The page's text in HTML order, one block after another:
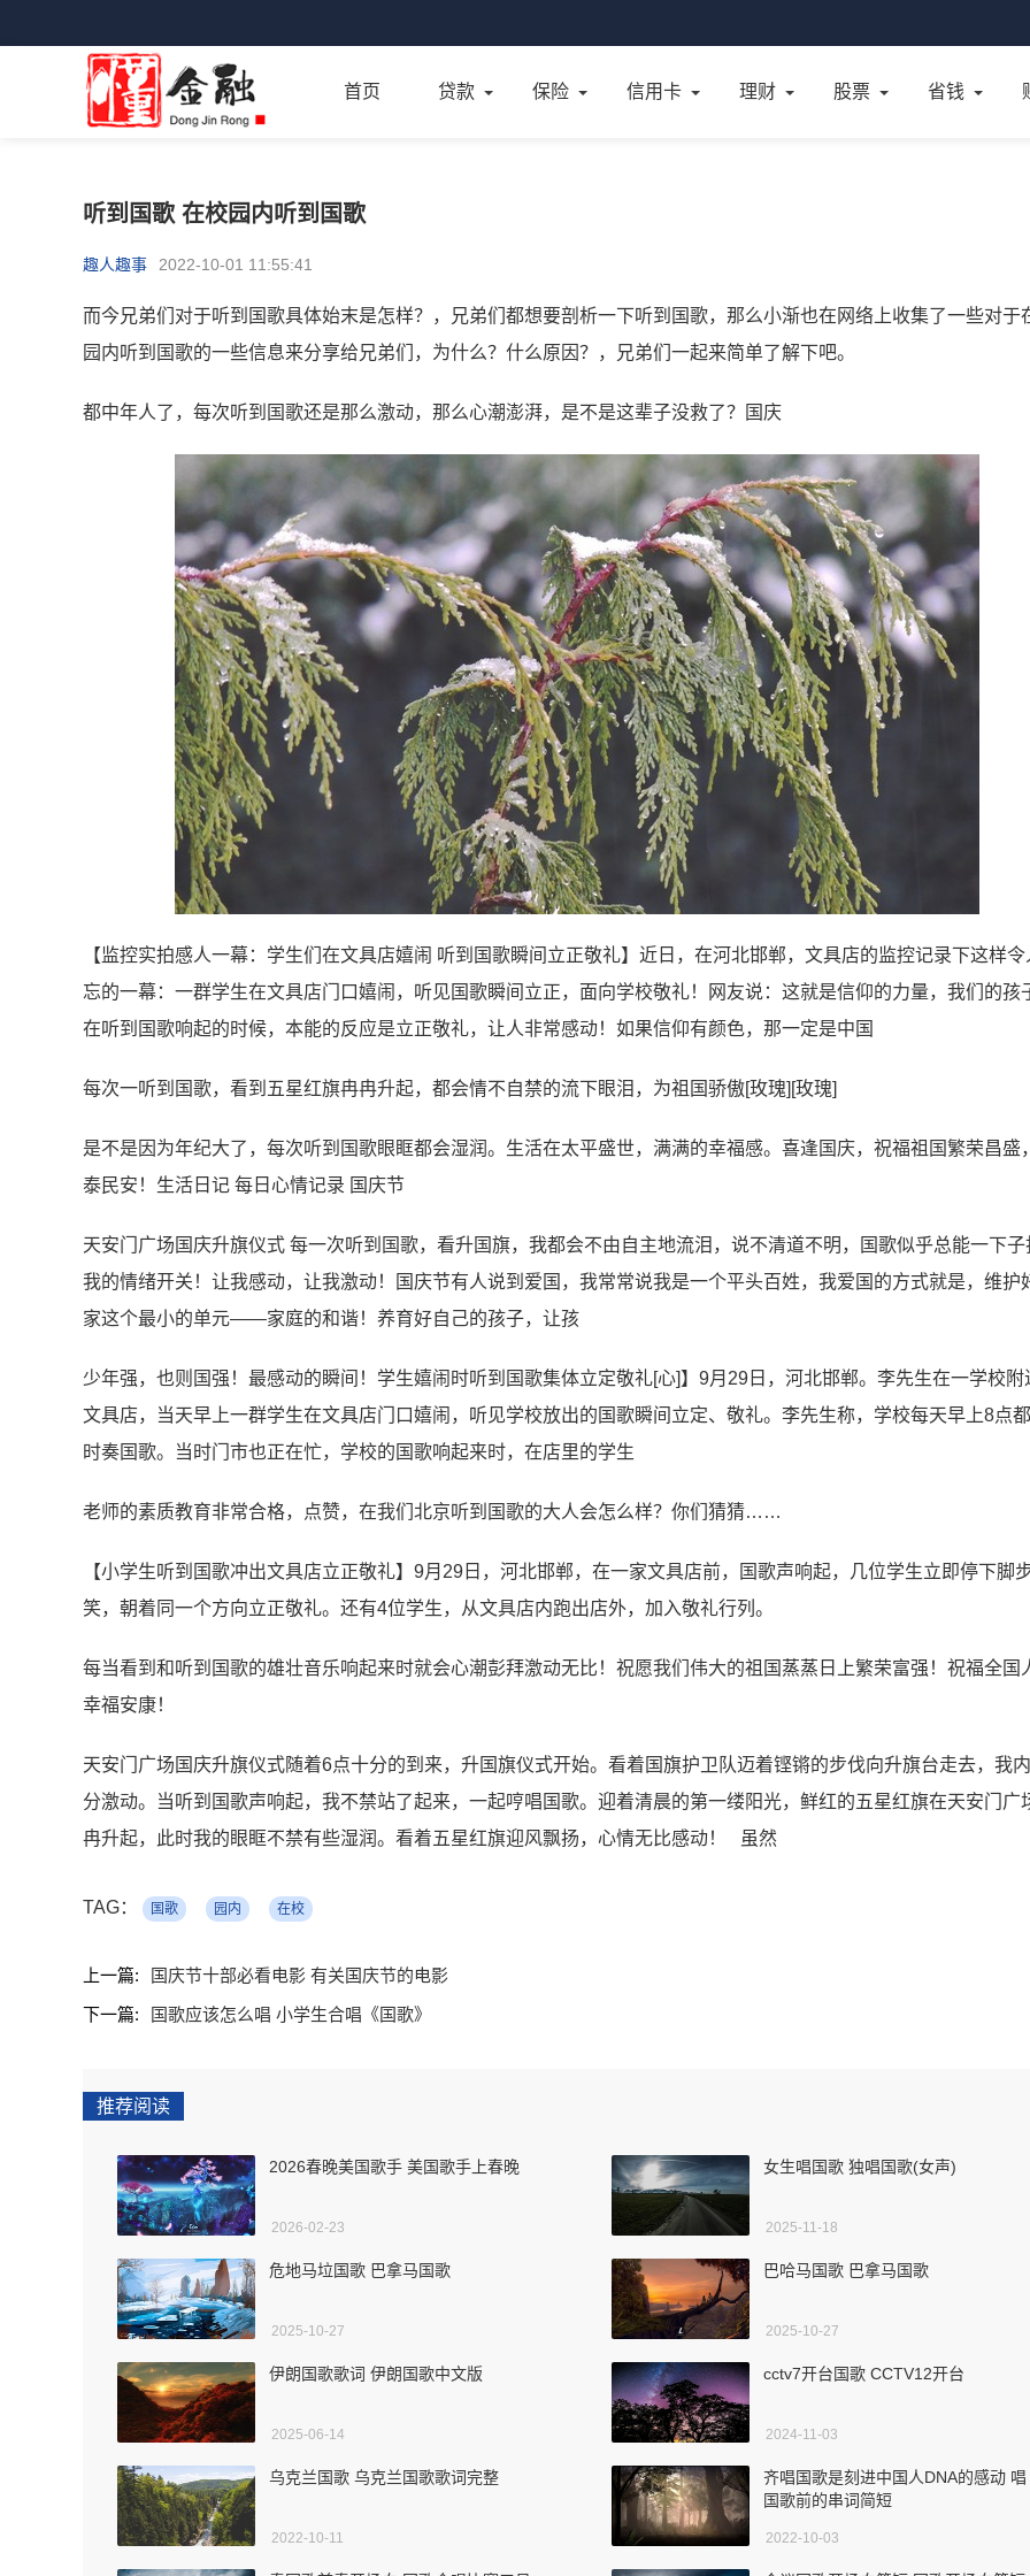
首页 贷款 保险 信用卡 理财 股票 省钱
听到国歌 在校园内听到国歌
趣人趣事 2022-10-01 11:55:41
而今兄弟们对于听到国歌具体始末是怎样？，兄弟们都想要剖析一下听到国歌，那么小渐也在网络上收集了一些对于
园内听到国歌的一些信息来分享给兄弟们，为什么？什么原因？，兄弟们一起来简单了解下吧。
都中年人了，每次听到国歌还是那么激动，那么心潮澎湃，是不是这辈子没救了？国庆
【监控实拍感人一幕：学生们在文具店嬉闹 听到国歌瞬间立正敬礼】近日，在河北邯郸，文具店的监控记录下这样令
忘的一幕：一群学生在文具店门口嬉闹，听见国歌瞬间立正，面向学校敬礼！网友说：这就是信仰的力量，我们的孩
在听到国歌响起的时候，本能的反应是立正敬礼，让人非常感动！如果信仰有颜色，那一定是中国
每次一听到国歌，看到五星红旗冉冉升起，都会情不自禁的流下眼泪，为祖国骄傲[玫瑰][玫瑰]
是不是因为年纪大了，每次听到国歌眼眶都会湿润。生活在太平盛世，满满的幸福感。喜逢国庆，祝福祖国繁荣昌盛
泰民安！生活日记 每日心情记录 国庆节
天安门广场国庆升旗仪式 每一次听到国歌，看升国旗，我都会不由自主地流泪，说不清道不明，国歌似乎总能一下子
我的情绪开关！让我感动，让我激动！国庆节有人说到爱国，我常常说我是一个平头百姓，我爱国的方式就是，维护
家这个最小的单元——家庭的和谐！养育好自己的孩子，让孩
少年强，也则国强！最感动的瞬间！学生嬉闹时听到国歌集体立定敬礼[心]】9月29日，河北邯郸。李先生在一学校附
文具店，当天早上一群学生在文具店门口嬉闹，听见学校放出的国歌瞬间立定、敬礼。李先生称，学校每天早上8点
时奏国歌。当时门市也正在忙，学校的国歌响起来时，在店里的学生
老师的素质教育非常合格，点赞，在我们北京听到国歌的大人会怎么样？你们猜猜……
【小学生听到国歌冲出文具店立正敬礼】9月29日，河北邯郸，在一家文具店前，国歌声响起，几位学生立即停下脚
笑，朝着同一个方向立正敬礼。还有4位学生，从文具店内跑出店外，加入敬礼行列。
每当看到和听到国歌的雄壮音乐响起来时就会心潮彭拜激动无比！祝愿我们伟大的祖国蒸蒸日上繁荣富强！祝福全国
幸福安康！
天安门广场国庆升旗仪式随着6点十分的到来，升国旗仪式开始。看着国旗护卫队迈着铿锵的步伐向升旗台走去，我
分激动。当听到国歌声响起，我不禁站了起来，一起哼唱国歌。迎着清晨的第一缕阳光，鲜红的五星红旗在天安门广
冉升起，此时我的眼眶不禁有些湿润。看着五星红旗迎风飘扬，心情无比感动！ 虽然
TAG： 国歌 园内 在校
上一篇:
国庆节十部必看电影 有关国庆节的电影
下一篇:
国歌应该怎么唱 小学生合唱《国歌》
推荐阅读
2026春晚美国歌手 美国歌手上春晚
2026-02-23
女生唱国歌 独唱国歌(女声)
2025-11-18
危地马垃国歌 巴拿马国歌
2025-10-27
巴哈马国歌 巴拿马国歌
2025-10-27
伊朗国歌歌词 伊朗国歌中文版
2025-06-14
cctv7开台国歌 CCTV12开台
2024-11-03
乌克兰国歌 乌克兰国歌歌词完整
2022-10-11
齐唱国歌是刻进中国人DNA的感动 唱
国歌前的串词简短
2022-10-03